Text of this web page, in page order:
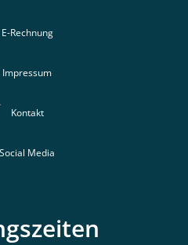
E-Rechnung
Impressum
Kontakt
Social Media